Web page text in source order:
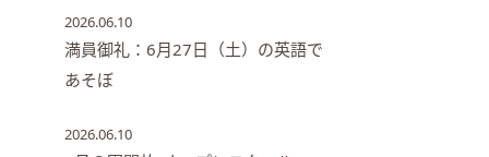
2026.06.10
満員御礼：6月27日（土）の英語で
あそぼ
2026.06.10